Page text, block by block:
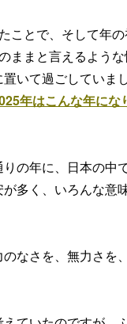
ことで、そして年
ままと言えるよう
いて過ごしていまし
年はこんな年にな
の年に、日本の
多く、いろんな意
なさを、無力さを